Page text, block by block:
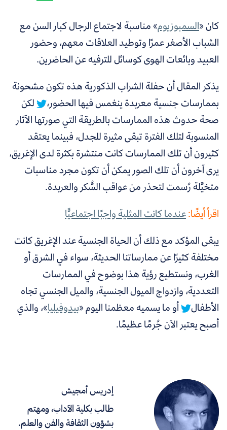
إدريس أمجيش
طالب بكلية الآداب، ومهتم
بشؤون الثقافة والفن والعلم.
كان «السمبوزيوم» مناسبة لاجتماع الرجال كبار السن مع
الشباب الأصغر عمرًا وتوطيد العلاقات معهم، وحضور
العبيد وبائعات الهوى كوسائل للترفيه عن الحاضرين.
يذكر المقال أنحفلة الشراب الذكورية هذه تكون مشحونة
بممارسات جنسية معربدة ينغمس فيها الحضور،
لكن
صحة حدوث هذه الممارسات بالطريقة التي صورتها الآثار
المنسوبة لتلك الفترة تبقى مثيرة للجدل، فبينما يعتقد
كثيرون أن تلك الممارسات كانت منتشرة بكثرة لدى الإغريق،
يرى آخرون أن تلك الصور يمكن أن تكون مجرد مناسبات
متخيَّلة رُسمت لتحذر من عواقب السُّكر والعربدة.
اقرأ أيضًا:عندما كانت المثلية واجبًا اجتماعيًّا
يبقى المؤكد مع ذلك أن الحياة الجنسية عند الإغريق كانت
مختلفة كثيرًا عن ممارساتنا الحديثة،سواء في الشرق أو
الغرب،ونستطيع رؤية هذا بوضوح في الممارسات
التعددية، وازدواج الميول الجنسية، والميل الجنسي تجاه
الأطفال
أو ما يسميه معظمنا اليوم «بيدوفيليا»، والذي
أصبح يعتبر الآن جُرمًا عظيمًا.